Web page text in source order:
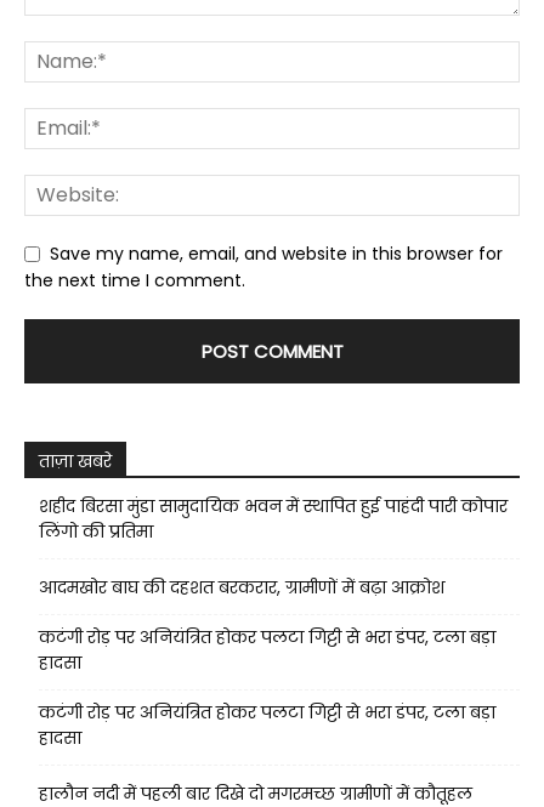
Save my name, email, and website in this browser for
the next time I comment.
ताज़ा खबरे
शहीद बिरसा मुंडा सामुदायिक भवन में स्थापित हुई पाहंदी पारी कोपार
लिंगो की प्रतिमा
आदमखोर बाघ की दहशत बरकरार, ग्रामीणों में बढ़ा आक्रोश
कटंगी रोड़ पर अनियंत्रित होकर पलटा गिट्टी से भरा डंपर, टला बड़ा
हादसा
कटंगी रोड़ पर अनियंत्रित होकर पलटा गिट्टी से भरा डंपर, टला बड़ा
हादसा
हालौन नदी में पहली बार दिखे दो मगरमच्छ ग्रामीणों में कौतूहल